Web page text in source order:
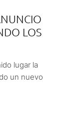
LOS
lugar la
un nuevo